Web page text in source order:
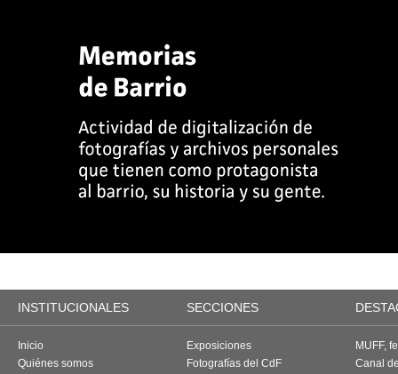
INSTITUCIONALES SECCIONES
Inicio
Quiénes somos
Exposiciones
Fotografías del CdF
MUFF,
Canal